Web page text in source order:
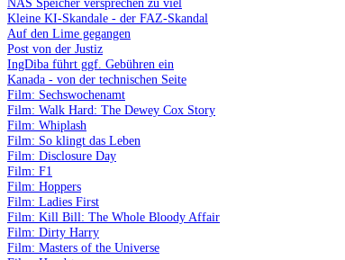
Kleine KI-Skandale - der FAZ-Skandal
Auf den Lime gegangen
Post von der Justiz
IngDiba führt ggf. Gebühren ein
Kanada - von der technischen Seite
Film: Sechswochenamt
Film: Walk Hard: The Dewey Cox Story
Film: Whiplash
Film: So klingt das Leben
Film: Disclosure Day
Film: F1
Film: Hoppers
Film: Ladies First
Film: Kill Bill: The Whole Bloody Affair
Film: Dirty Harry
Film: Masters of the Universe